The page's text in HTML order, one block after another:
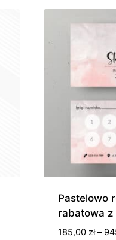
Pastelowo
rabatowa
185,00 zł –